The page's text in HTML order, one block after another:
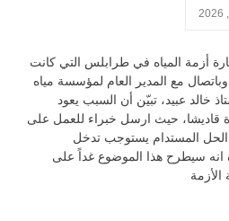
أزمة المياه في طرابلس التي كانت
مع المدير العام لمؤسسة مياه
خالد عبيد، تبيّن أن السبب يعود
قاديشا، حيث ارسل خبراء للعمل على
المستدام يستوجب تدخل
انه سيطرح هذا الموضوع غداً على